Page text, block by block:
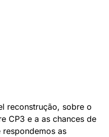
reconstrução, sobre o
CP3 e a as chances de
as